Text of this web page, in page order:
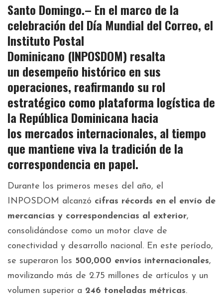
Santo Domingo.– En el marco de la
celebración del Día Mundial del Correo, el
Instituto Postal
Dominicano (INPOSDOM) resalta
un desempeño histórico en sus
operaciones, reafirmando su rol
estratégico como plataforma logística de
la República Dominicana hacia
los mercados internacionales, al tiempo
que mantiene viva la tradición de la
correspondencia en papel.
Durante los primeros meses del año, el
INPOSDOM alcanzó cifras récords en el envío de
mercancías y correspondencias al exterior,
consolidándose como un motor clave de
conectividad y desarrollo nacional. En este período,
se superaron los 500,000 envíos internacionales,
movilizando más de 2.75 millones de artículos y un
volumen superior a 246 toneladas métricas.